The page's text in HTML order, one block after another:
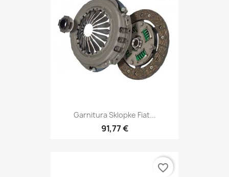
Garnitura Sklopke Fiat...
91,77 €
favorite_border